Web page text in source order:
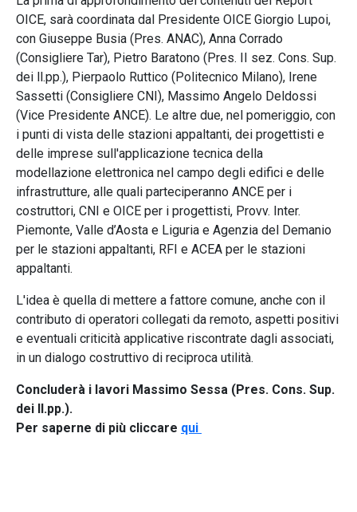
OICE, sarà coordinata dal Presidente OICE Giorgio Lupoi,
con Giuseppe Busia (Pres. ANAC), Anna Corrado
(Consigliere Tar), Pietro Baratono (Pres. II sez. Cons. Sup.
dei ll.pp.), Pierpaolo Ruttico (Politecnico Milano), Irene
Sassetti (Consigliere CNI), Massimo Angelo Deldossi
(Vice Presidente ANCE). Le altre due, nel pomeriggio, con
i punti di vista delle stazioni appaltanti, dei progettisti e
delle imprese sull'applicazione tecnica della
modellazione elettronica nel campo degli edifici e delle
infrastrutture, alle quali parteciperanno ANCE per i
costruttori, CNI e OICE per i progettisti, Provv. Inter.
Piemonte, Valle d’Aosta e Liguria e Agenzia del Demanio
per le stazioni appaltanti, RFI e ACEA per le stazioni
appaltanti.
L'idea è quella di mettere a fattore comune, anche con il
contributo di operatori collegati da remoto, aspetti positivi
e eventuali criticità applicative riscontrate dagli associati,
in un dialogo costruttivo di reciproca utilità.
Concluderà i lavori Massimo Sessa (Pres. Cons. Sup.
dei ll.pp.).
Per saperne di più cliccare qui